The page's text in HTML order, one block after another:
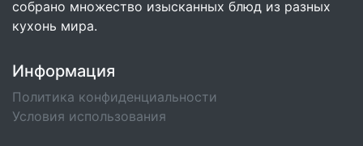
собрано множество изысканных блюд из разных
кухонь мира.
Информация
Политика конфиденциальности
Условия использования